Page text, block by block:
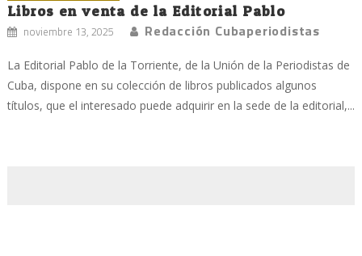
Libros en venta de la Editorial Pablo
noviembre 13, 2025 Redacción Cubaperiodistas
La Editorial Pablo de la Torriente, de la Unión de la Periodistas de
Cuba, dispone en su colección de libros publicados algunos
títulos, que el interesado puede adquirir en la sede de la editorial,...